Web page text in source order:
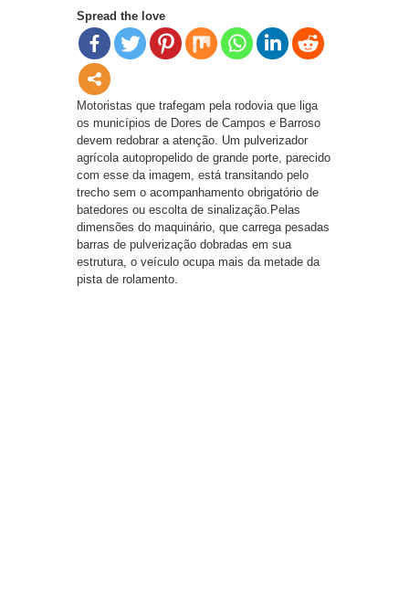
Spread the love
​Motoristas que trafegam pela rodovia que liga
os municípios de Dores de Campos e Barroso
devem redobrar a atenção. Um pulverizador
agrícola autopropelido de grande porte, parecido
com esse da imagem, está transitando pelo
trecho sem o acompanhamento obrigatório de
batedores ou escolta de sinalização.​Pelas
dimensões do maquinário, que carrega pesadas
barras de pulverização dobradas em sua
estrutura, o veículo ocupa mais da metade da
pista de rolamento.